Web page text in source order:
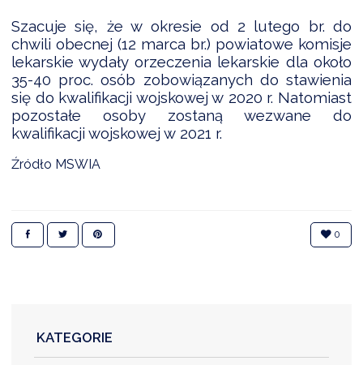
CZYSTE POWIETRZE
EWIDENCJA EMISYJNOŚCI BUDYNKÓW (CEEB)
Szacuje się, że w okresie od 2 lutego br. do
chwili obecnej (12 marca br.) powiatowe komisje
lekarskie wydały orzeczenia lekarskie dla około
35-40 proc. osób zobowiązanych do stawienia
się do kwalifikacji wojskowej w 2020 r. Natomiast
pozostałe osoby zostaną wezwane do
kwalifikacji wojskowej w 2021 r.
Źródło MSWIA
0
KATEGORIE